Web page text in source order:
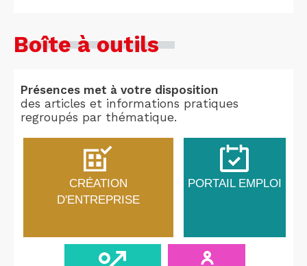
Boîte à outils
Présences met à votre disposition
des articles et informations pratiques
regroupés par thématique.
CRÉATION
D'ENTREPRISE
PORTAIL EMPLOI